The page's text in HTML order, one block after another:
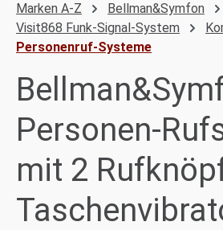
Marken A-Z
Bellman&Symfon
Visit868 Funk-Signal-System
Personenruf-Systeme
Personen-
mit 2